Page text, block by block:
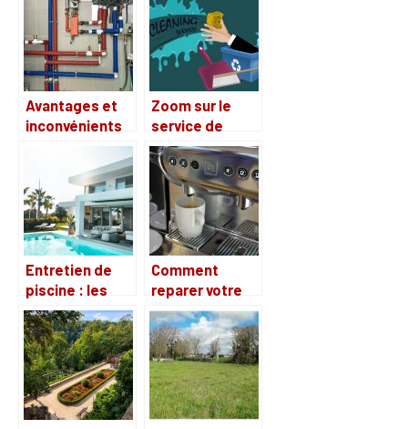
éviter les
rénovations
trop
fréquentes ?
Avantages et
inconvénients
d’une chaudière
électrique à
basse
température
Zoom sur le
service de
ménage
professionnel
Entretien de
piscine : les
produits
assainisseurs
(chlore, sel,
brome)
Comment
reparer votre
machine a
cafe ?